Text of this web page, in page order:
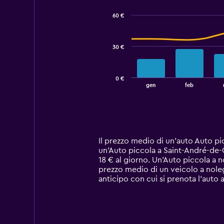
14
categories.
The
chart
has
gen feb
0 €
30 €
60 €
End
Il prezzo medio di un'auto Auto
un'Auto piccola a Saint-André-
18 € al giorno. Un'Auto piccola a
prezzo medio di un veicolo a
anticipo con cui si prenota l'auto